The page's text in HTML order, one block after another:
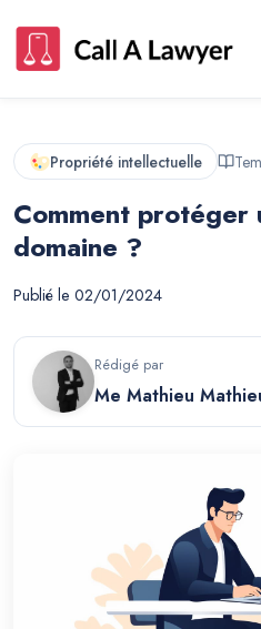
Propriété intellectuelle
Comment protéger
domaine ?
Publié le 02/01/2024
Rédigé par